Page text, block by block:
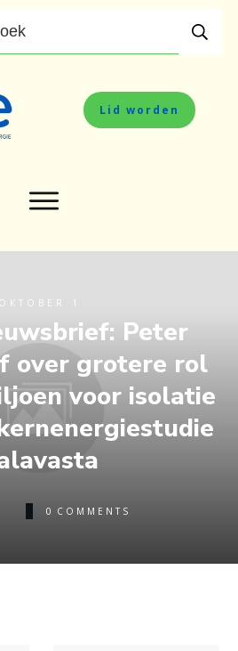
Lid worden
OKTOBER 1
Peter
over grotere rol
voor isolatie
0 COMMENTS